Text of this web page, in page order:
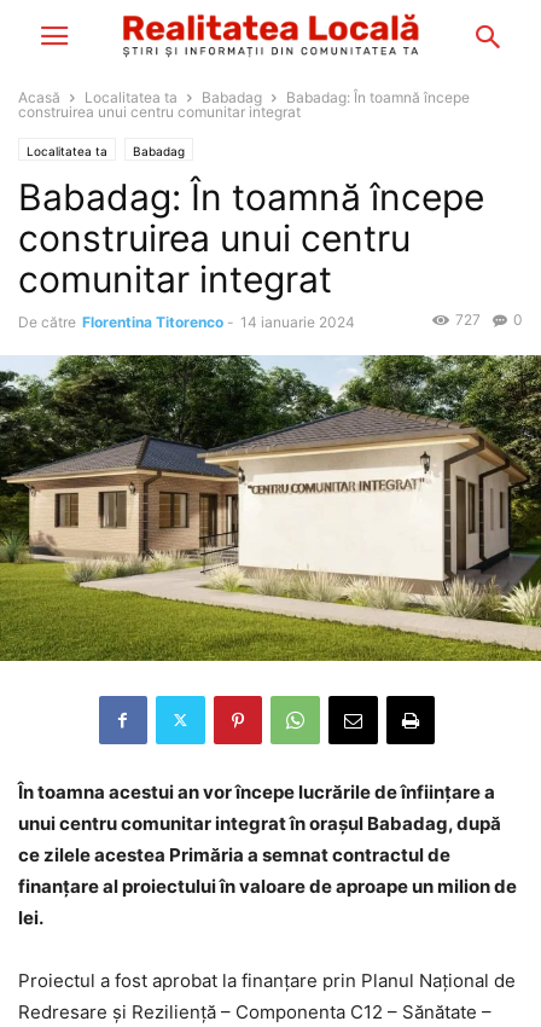
Acasă Localitatea ta Babadag
Babadag: În toamnă începe
construirea unui centru comunitar integrat
Localitatea ta Babadag
Babadag: În toamnă începe
construirea unui centru
comunitar integrat
De către Florentina Titorenco - 14 ianuarie 2024 0
727
În toamna acestui an vor începe lucrările de înființare a
unui centru comunitar integrat în orașul Babadag, după
ce zilele acestea Primăria a semnat contractul de
finanțare al proiectului în valoare de aproape un milion de
lei.
Proiectul a fost aprobat la finanțare prin Planul Național de
Redresare și Reziliență – Componenta C12 – Sănătate –